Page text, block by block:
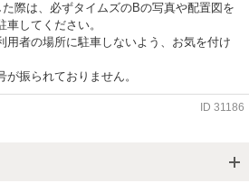
際は、必ずタイムズのBの写真や配置図を
車してください。
用者の場所に駐車しないよう、お気を付け
振られておりません。
ID 31186